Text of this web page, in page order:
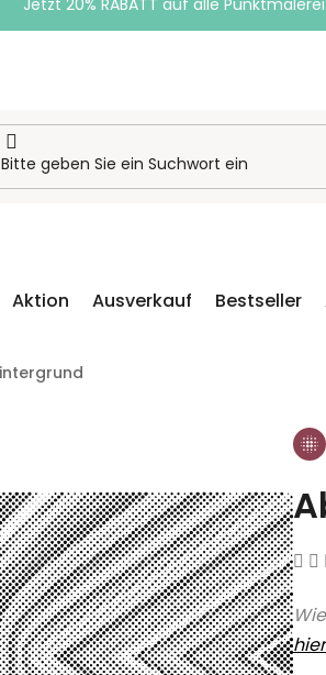
Jetzt 20% RABATT auf alle
Aktion Ausverkauf Bestseller
hier